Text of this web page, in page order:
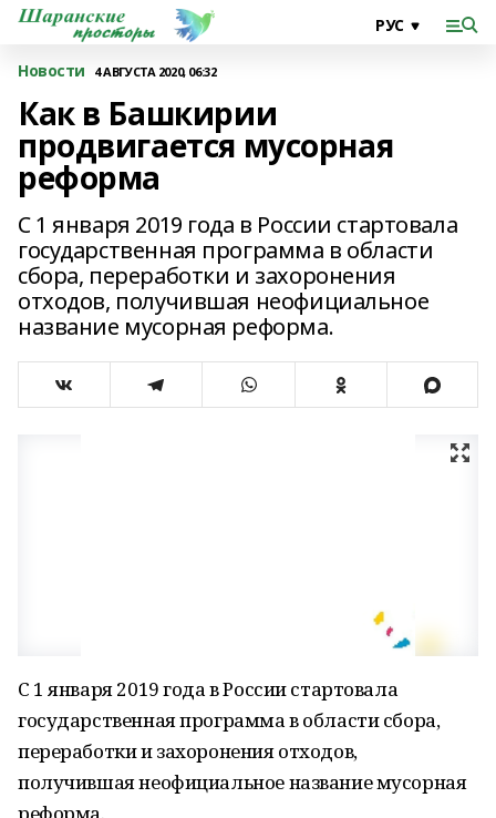
Новости 4 АВГУСТА 2020, 06:32
Как в Башкирии
продвигается мусорная
реформа
С 1 января 2019 года в России стартовала
государственная программа в области
сбора, переработки и захоронения
отходов, получившая неофициальное
название мусорная реформа.
С 1 января 2019 года в России стартовала
государственная программа в области сбора,
переработки и захоронения отходов,
получившая неофициальное название мусорная